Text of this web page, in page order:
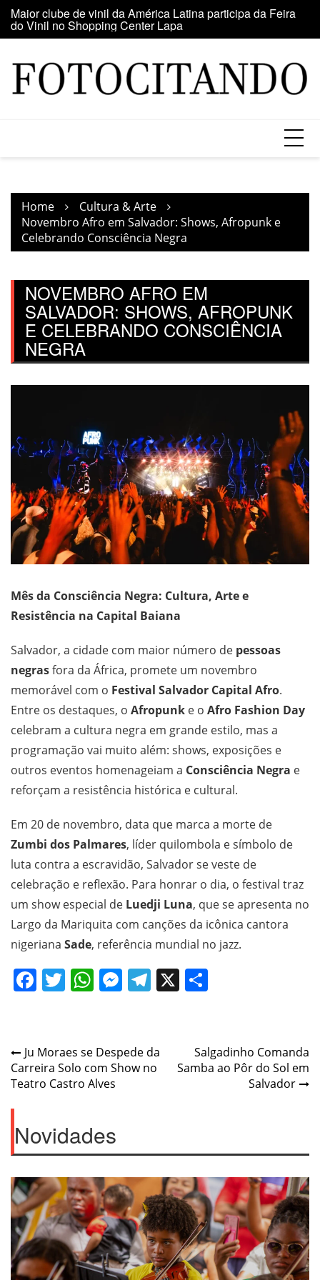
Skip
content
Maior clube de vinil da América Latina participa da Feira
do Vinil no Shopping Center Lapa
Home
Cultura & Arte
Novembro Afro em Salvador: Shows, Afropunk e
Celebrando Consciência Negra
NOVEMBRO AFRO EM
SALVADOR: SHOWS, AFROPUNK
E CELEBRANDO CONSCIÊNCIA
NEGRA
Mês da Consciência Negra: Cultura, Arte e
Resistência na Capital Baiana
Salvador, a cidade com maior número de pessoas
negrasfora da África, promete um novembro
memorável com o Festival Salvador Capital Afro.
Entre os destaques, o Afropunk e o Afro Fashion Day
celebram a cultura negra em grande estilo, mas a
programação vai muito além: shows, exposições e
outros eventos homenageiam a Consciência Negra e
reforçam a resistência histórica e cultural.
Em 20 de novembro, data que marca a morte de
Zumbi dos Palmares, líder quilombola e símbolo de
luta contra a escravidão, Salvador se veste de
celebração e reflexão. Para honrar o dia, o festival traz
um show especial de Luedji Luna, que se apresenta no
Largo da Mariquita com canções da icônica cantora
nigeriana Sade, referência mundial no jazz.
Facebook
Twitter
WhatsApp
Messenger
Telegram
X
Post
navigation
Ju Moraes se Despede da
Carreira Solo com Show no
Teatro Castro Alves
Salgadinho Comanda
Samba ao Pôr do Sol em
Salvador
Novidades